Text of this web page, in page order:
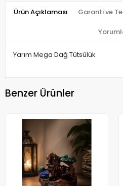
Ürün Açıklaması Garanti ve
Yarım Mega Dağ Tütsülük
Benzer Ürünler